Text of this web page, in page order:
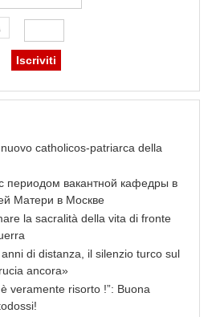
catholicos-patriarca della
периодом вакантной кафедры в
Матери в Москве
la sacralità della vita di fronte
di distanza, il silenzio turco sul
ancora»
veramente risorto !”: Buona